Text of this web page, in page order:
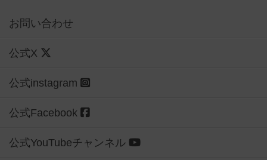
お問い合わせ
公式X
公式instagram
公式Facebook
公式YouTubeチャンネル